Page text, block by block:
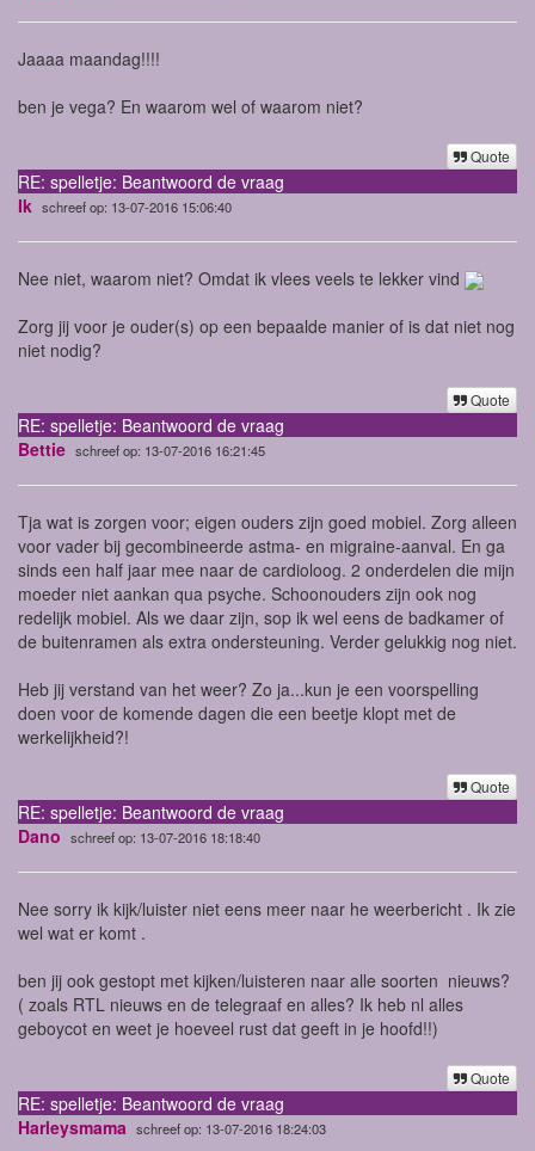
Jaaaa maandag!!!!
ben je vega? En waarom wel of waarom niet?
Quote
RE: spelletje: Beantwoord de vraag
Ik schreef op: 13-07-2016 15:06:40
Nee niet, waarom niet? Omdat ik vlees veels te lekker vind
Zorg jij voor je ouder(s) op een bepaalde manier of is dat niet nog
niet nodig?
Quote
RE: spelletje: Beantwoord de vraag
Bettie schreef op: 13-07-2016 16:21:45
Tja wat is zorgen voor; eigen ouders zijn goed mobiel. Zorg alleen
voor vader bij gecombineerde astma- en migraine-aanval. En ga
sinds een half jaar mee naar de cardioloog. 2 onderdelen die mijn
moeder niet aankan qua psyche. Schoonouders zijn ook nog
redelijk mobiel. Als we daar zijn, sop ik wel eens de badkamer of
de buitenramen als extra ondersteuning. Verder gelukkig nog niet.
Heb jij verstand van het weer? Zo ja...kun je een voorspelling
doen voor de komende dagen die een beetje klopt met de
werkelijkheid?!
Quote
RE: spelletje: Beantwoord de vraag
Dano schreef op: 13-07-2016 18:18:40
Nee sorry ik kijk/luister niet eens meer naar he weerbericht . Ik zie
wel wat er komt .
ben jij ook gestopt met kijken/luisteren naar alle soorten nieuws?
( zoals RTL nieuws en de telegraaf en alles? Ik heb nl alles
geboycot en weet je hoeveel rust dat geeft in je hoofd!!)
Quote
RE: spelletje: Beantwoord de vraag
Harleysmama schreef op: 13-07-2016 18:24:03